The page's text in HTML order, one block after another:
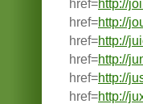
href=http://
href=http://
href=http://
href=http://
href=http://
href=http://